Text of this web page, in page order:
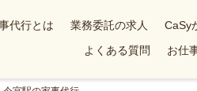
代行とは 業務委託の求人 CaSy
よくある質問
お仕